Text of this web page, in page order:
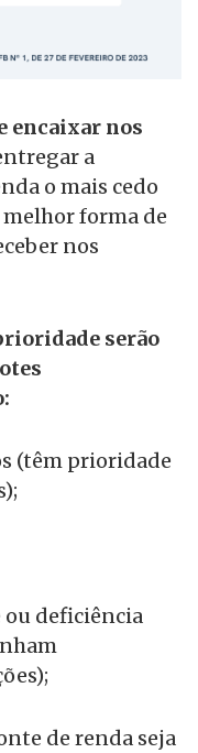
encaixar nos
a
o mais cedo
melhor forma de
nos
serão
(têm prioridade
ou deficiência
de renda seja